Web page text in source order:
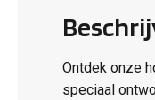
Ontdek onze
speciaal